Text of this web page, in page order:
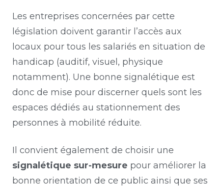
Les entreprises concernées par cette
législation doivent garantir l’accès aux
locaux pour tous les salariés en situation de
handicap (auditif, visuel, physique
notamment). Une bonne signalétique est
donc de mise pour discerner quels sont les
espaces dédiés au stationnement des
personnes à mobilité réduite.
Il convient également de choisir une
signalétique sur-mesure pour améliorer la
bonne orientation de ce public ainsi que ses